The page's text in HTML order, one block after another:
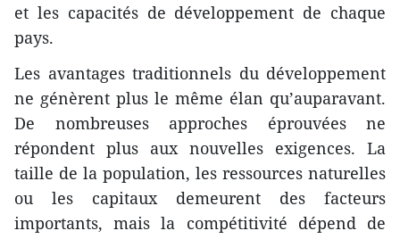
et les capacités de développement de chaque
pays.
Les avantages traditionnels du développement
ne génèrent plus le même élan qu’auparavant.
De nombreuses approches éprouvées ne
répondent plus aux nouvelles exigences. La
taille de la population, les ressources naturelles
ou les capitaux demeurent des facteurs
importants, mais la compétitivité dépend de